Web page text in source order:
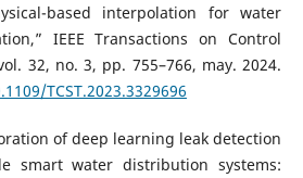
based interpolation for water
IEEE Transactions on Control
32, no. 3, pp. 755–766, may. 2024.
TCST.2023.3329696
of deep learning leak detection
smart water distribution systems: